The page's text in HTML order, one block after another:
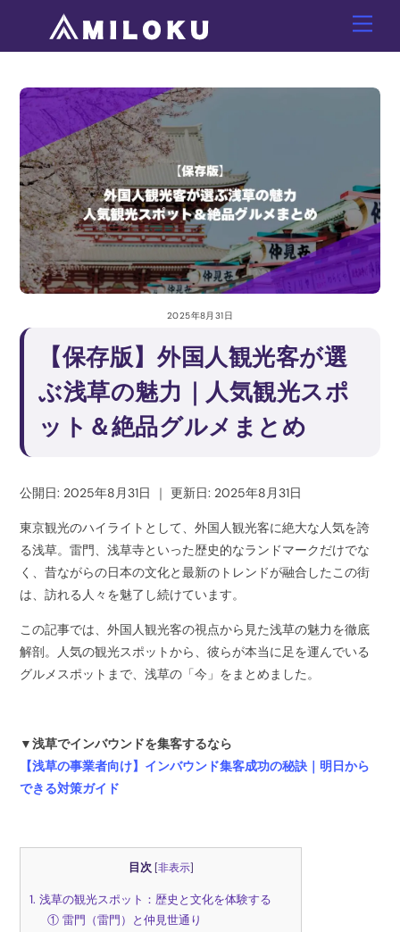
content
2025年8月31日
【保存版】外国人観光客が選
ぶ浅草の魅力｜人気観光スポ
ット＆絶品グルメまとめ
公開日: 2025年8月31日 ｜更新日: 2025年8月31日
東京観光のハイライトとして、外国人観光客に絶大な人気を誇
る浅草。雷門、浅草寺といった歴史的なランドマークだけでな
く、昔ながらの日本の文化と最新のトレンドが融合したこの街
は、訪れる人々を魅了し続けています。
この記事では、外国人観光客の視点から見た浅草の魅力を徹底
解剖。人気の観光スポットから、彼らが本当に足を運んでいる
グルメスポットまで、浅草の「今」をまとめました。
▼浅草でインバウンドを集客するなら
【浅草の事業者向け】インバウンド集客成功の秘訣｜明日から
できる対策ガイド
目次 [非表示]
1. 浅草の観光スポット：歴史と文化を体験する
① 雷門（雷門）と仲見世通り